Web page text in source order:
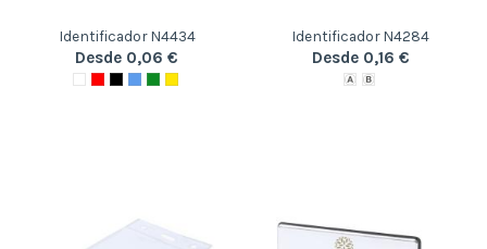
Identificador N4434
Desde 0,06 €
Identificador N4284
Desde 0,16 €